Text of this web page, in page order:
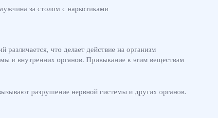
что делает действие на организм
и внутренних органов. Привыкание к этим веществам
разрушение нервной системы и других органов.